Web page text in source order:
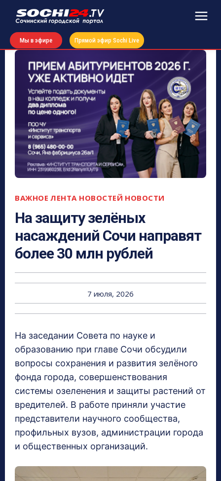
Мы в эфире Прямой эфир Sochi Live
ВАЖНОЕ ЛЕНТА НОВОСТЕЙ НОВОСТИ
На защиту зелёных
насаждений Сочи направят
более 30 млн рублей
7 июля, 2026
На заседании Совета по науке и
образованию при главе Сочи обсудили
вопросы сохранения и развития зелёного
фонда города, совершенствования
системы озеленения и защиты растений от
вредителей. В работе приняли участие
представители научного сообщества,
профильных вузов, администрации города
и общественных организаций.